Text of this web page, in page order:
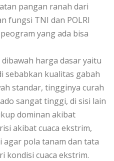
pangan ranah dari
fungsi TNI dan POLRI
yang ada bisa
harga dasar yaitu
sebabkan kualitas gabah
standar, tingginya curah
sangat tinggi, di sisi lain
dominan akibat
akibat cuaca ekstrim,
agar pola tanam dan tata
kondisi cuaca ekstrim.